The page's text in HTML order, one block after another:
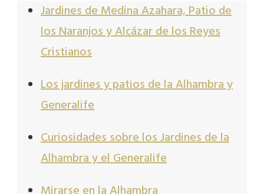
Jardines de Medina Azahara, Patio de
los Naranjos y Alcázar de los Reyes
Cristianos
Los jardines y patios de la Alhambra y
Generalife
Curiosidades sobre los Jardines de la
Alhambra y el Generalife